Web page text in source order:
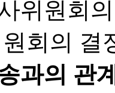
위원회
회의 결
과의 관